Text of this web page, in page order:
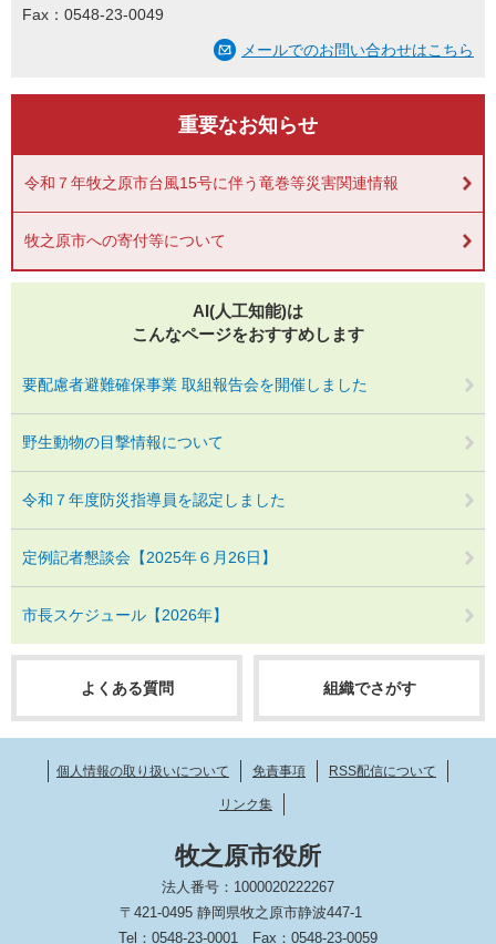
Fax：0548-23-0049
メールでのお問い合わせはこちら
重要なお知らせ
令和７年牧之原市台風15号に伴う竜巻等災害関連情報
牧之原市への寄付等について
AI(人工知能)は
こんなページをおすすめします
要配慮者避難確保事業 取組報告会を開催しました
野生動物の目撃情報について
令和７年度防災指導員を認定しました
定例記者懇談会【2025年６月26日】
市長スケジュール【2026年】
よくある質問 組織でさがす
個人情報の取り扱いについて 免責事項 RSS配信について
リンク集
牧之原市役所
法人番号：1000020222267
〒421-0495 静岡県牧之原市静波447-1
Tel：0548-23-0001
Fax：0548-23-0059